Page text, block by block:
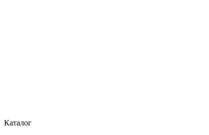
Каталог